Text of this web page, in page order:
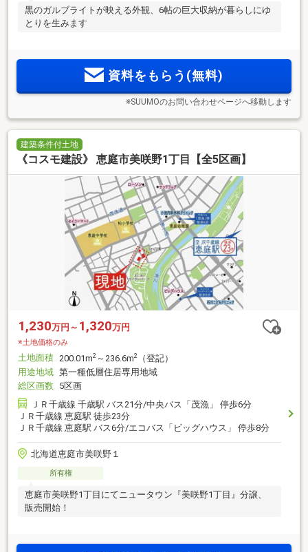
黒のガルブライトが映える外観、6帖の巨大収納が暮らしにゆ
とりを生みます
資料をもらう(無料)
※SUUMOのお問い合わせページへ移動します
建築条件付土地
《コスモ建設》 恵庭市美咲野1丁目【全5区画】
1,230万円～ 1,320万円
※土地価格のみ
土地面積 200.01m2 ～236.6m2
（登記）
用途地域 第一種低層住居専用地域
総区画数 5区画
ＪＲ千歳線 千歳駅 バス21分/中央バス「茂漁」 停歩6分
ＪＲ千歳線 恵庭駅 徒歩23分
ＪＲ千歳線 恵庭駅 バス6分/エコバス「ビッグハウス」 停歩8分
北海道恵庭市美咲野１
所有権
恵庭市美咲野1丁目にてニュータウン『美咲野1丁目』分譲、
販売開始！